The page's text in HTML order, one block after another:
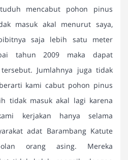
mencabut pohon pinus
masuk akal menurut saya,
saja lebih satu meter
tahun 2009 maka dapat
Jumlahnya juga tidak
kami cabut pohon pinus
tidak masuk akal lagi karena
kerjakan hanya selama
adat Barambang Katute
orang asing. Mereka